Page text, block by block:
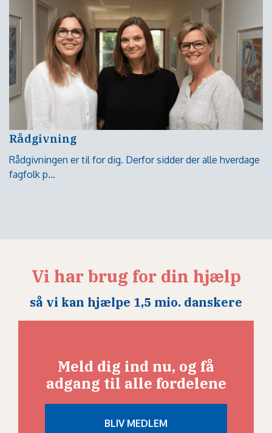
Rådgivning
Rådgivningen er til for dig. Derfor sidder der alle hverdage
fagfolk p...
Vi har brug for din hjælp
så vi kan hjælpe 1,5 mio. danskere
Meld dig ind nu, og få
adgang til alle fordelene